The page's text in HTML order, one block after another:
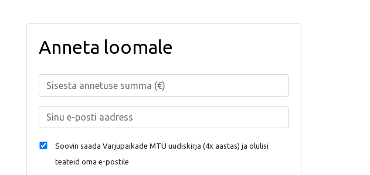
Anneta loomale
Soovin saada Varjupaikade MTÜ uudiskirja (4x aastas) ja olulisi
teateid oma e-postile